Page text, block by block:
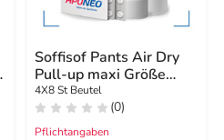
Soffisof Pants Air Dry
Pull-up maxi Größe
large
4X8 St Beutel
(0)
Pflichtangaben